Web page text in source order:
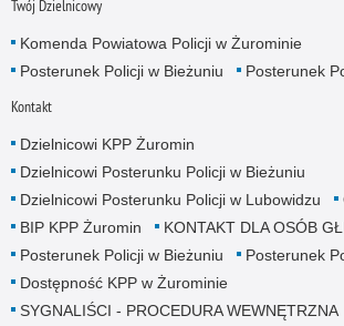
Twój Dzielnicowy
Komenda Powiatowa Policji w Żurominie
Posterunek Policji w Bieżuniu
Posterunek
Kontakt
Dzielnicowi KPP Żuromin
Dzielnicowi Posterunku Policji w Bieżuniu
Dzielnicowi Posterunku Policji w Lubowidzu
BIP KPP Żuromin
KONTAKT DLA OSÓB
Posterunek Policji w Bieżuniu
Posterunek
Dostępność KPP w Żurominie
SYGNALIŚCI - PROCEDURA WEWNĘTRZNA